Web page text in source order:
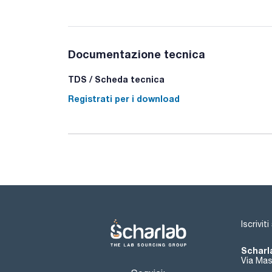
Documentazione tecnica
TDS / Scheda tecnica
Registrati per i download
Via